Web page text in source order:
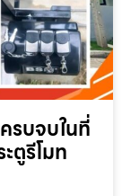
รบจบในที่
ตูรีโมท